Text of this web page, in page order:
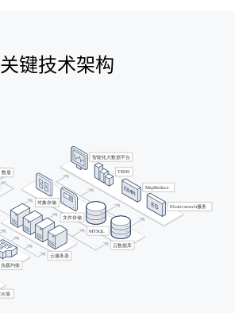
关键技术架构